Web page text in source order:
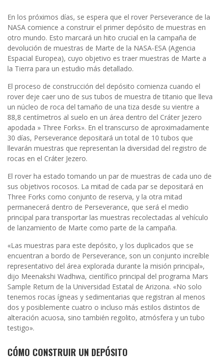
En los próximos días, se espera que el rover Perseverance de la
NASA comience a construir el primer depósito de muestras en
otro mundo. Esto marcará un hito crucial en la campaña de
devolución de muestras de Marte de la NASA-ESA (Agencia
Espacial Europea), cuyo objetivo es traer muestras de Marte a
la Tierra para un estudio más detallado.
El proceso de construcción del depósito comienza cuando el
rover deje caer uno de sus tubos de muestra de titanio que lleva
un núcleo de roca del tamaño de una tiza desde su vientre a
88,8 centímetros al suelo en un área dentro del Cráter Jezero
apodada » Three Forks». En el transcurso de aproximadamente
30 días, Perseverance depositará un total de 10 tubos que
llevarán muestras que representan la diversidad del registro de
rocas en el Cráter Jezero.
El rover ha estado tomando un par de muestras de cada uno de
sus objetivos rocosos. La mitad de cada par se depositará en
Three Forks como conjunto de reserva, y la otra mitad
permanecerá dentro de Perseverance, que será el medio
principal para transportar las muestras recolectadas al vehículo
de lanzamiento de Marte como parte de la campaña.
«Las muestras para este depósito, y los duplicados que se
encuentran a bordo de Perseverance, son un conjunto increíble
representativo del área explorada durante la misión principal»,
dijo Meenakshi Wadhwa, científico principal del programa Mars
Sample Return de la Universidad Estatal de Arizona. «No solo
tenemos rocas ígneas y sedimentarias que registran al menos
dos y posiblemente cuatro o incluso más estilos distintos de
alteración acuosa, sino también regolito, atmósfera y un tubo
testigo».
CÓMO CONSTRUIR UN DEPÓSITO